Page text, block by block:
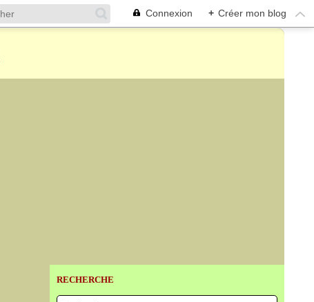
Connexion + Créer mon blog
RECHERCHE